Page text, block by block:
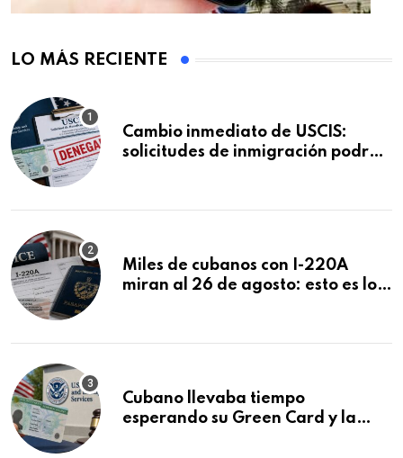
LO MÁS RECIENTE
Cambio inmediato de USCIS:
solicitudes de inmigración podrán
Miles de cubanos con I-220A
miran al 26 de agosto: esto es lo
Cubano llevaba tiempo
esperando su Green Card y la